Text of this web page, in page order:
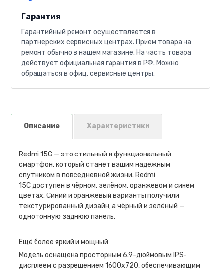
Гарантия
Гарантийный ремонт осуществляется в
партнерских сервисных центрах. Прием товара на
ремонт обычно в нашем магазине. На часть товара
действует официальная гарантия в РФ. Можно
обращаться в офиц. сервисные центры.
Описание Характеристики
Redmi 15C — это стильный и функциональный
смартфон, который станет вашим надежным
спутником в повседневной жизни. Redmi
15C доступен в чёрном, зелёном, оранжевом и синем
цветах. Синий и оранжевый варианты получили
текстурированный дизайн, а чёрный и зелёный —
однотонную заднюю панель.
Ещё более яркий и мощный
Модель оснащена просторным 6.9-дюймовым IPS-
дисплеем с разрешением 1600х720, обеспечивающим